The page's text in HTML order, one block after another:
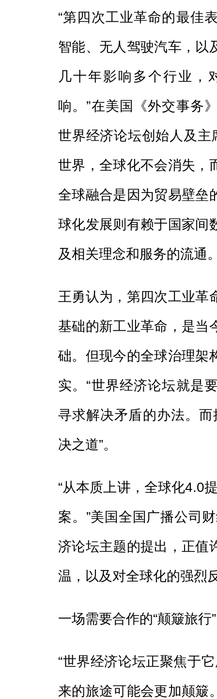
“第四次工业革命的最佳
智能、无人驾驶汽车，以
几十年影响多个行业，
响。”在美国《外交事务
世界经济论坛创始人及主
世界，全球化不会消失，
全球融合是因为贸易壁垒
球化发展则有赖于国家间
及相关理念和服务的流通
王勇认为，第四次工业革
基础的新工业革命，是当
础。但现今的全球治理架
实。“世界经济论坛就是
寻求解决矛盾的办法。
决之道”。
“从本质上讲，全球化4.0
案。”美国全国广播公司
济论坛主题的提出，正值
温，以及对全球化的强烈
一场需要合作的“颠簸旅行”
“世界经济论坛正聚焦于
来的旅途可能会更加颠簸